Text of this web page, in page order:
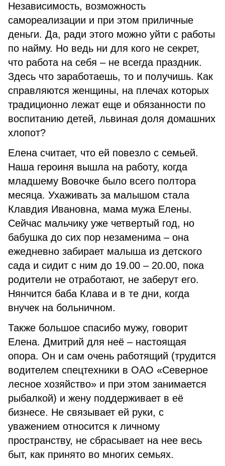
Независимость, возможность
самореализации и при этом приличные
деньги. Да, ради этого можно уйти с работы
по найму. Но ведь ни для кого не секрет,
что работа на себя – не всегда праздник.
Здесь что заработаешь, то и получишь. Как
справляются женщины, на плечах которых
традиционно лежат еще и обязанности по
воспитанию детей, львиная доля домашних
хлопот?
Елена считает, что ей повезло с семьей.
Наша героиня вышла на работу, когда
младшему Вовочке было всего полтора
месяца. Ухаживать за малышом стала
Клавдия Ивановна, мама мужа Елены.
Сейчас мальчику уже четвертый год, но
бабушка до сих пор незаменима – она
ежедневно забирает малыша из детского
сада и сидит с ним до 19.00 – 20.00, пока
родители не отработают, не заберут его.
Нянчится баба Клава и в те дни, когда
внучек на больничном.
Также большое спасибо мужу, говорит
Елена. Дмитрий для неё – настоящая
опора. Он и сам очень работящий (трудится
водителем спецтехники в ОАО «Северное
лесное хозяйство» и при этом занимается
рыбалкой) и жену поддерживает в её
бизнесе. Не связывает ей руки, с
уважением относится к личному
пространству, не сбрасывает на нее весь
быт, как принято во многих семьях.